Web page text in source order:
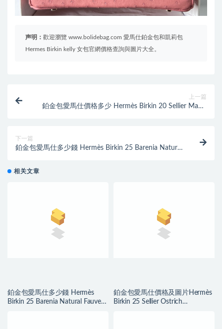
声明： 歡迎瀏覽 www.bolidebag.com 愛馬仕鉑金包和凱莉包
Hermes Birkin kelly 女包官網價格查詢與圖片大全。
上一篇
鉑金包愛馬仕價格多少 Hermès Birkin 20 Sellier Matte
下一篇
鉑金包愛馬仕多少錢 Hermès Birkin 25 Barenia Natural
相关文章
鉑金包愛馬仕多少錢 Hermès
Birkin 25 Barenia Natural Fauve
鉑金包愛馬仕價格及圖片Hermès
Birkin 25 Sellier Ostrich